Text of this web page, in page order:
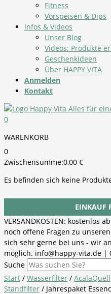
Fitness
Vorspeisen & Dips
Infos & Videos
Unser Blog
Videos: Produkte
Geschenkideen
Über HAPPY VITA
Anmelden
Kontakt
0
WARENKORB
0
Zwischensumme:0,00 €
Es befinden sich keine
EINKAUF
VERSANDKOSTEN: kostenlos
noch offene Fragen zu
sich sehr gerne bei uns - wir
möglich. info@happy-vita.de |
Suche
Start / Wasserfilter / AcalaQuell
Standfilter / Jahrespaket